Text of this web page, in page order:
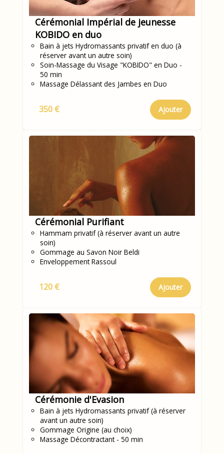
Cérémonial Impérial de jeunesse
KOBIDO en duo
Bain à jets Hydromassants privatif en duo (à
réserver avant un autre soin)
Soin-Massage du Visage "KOBIDO" en Duo -
50 min
Massage Délassant des Jambes en Duo
350 € Ajouter
Cérémonial Purifiant
Hammam privatif (à réserver avant un autre
soin)
Gommage au Savon Noir Beldi
Enveloppement Rassoul
120 € Ajouter
Cérémonie d'Evasion
Bain à jets Hydromassants privatif (à réserver
avant un autre soin)
Gommage Origine (au choix)
Massage Décontractant - 50 min